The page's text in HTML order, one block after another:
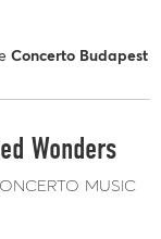
Concerto Budapest
Wonders
music